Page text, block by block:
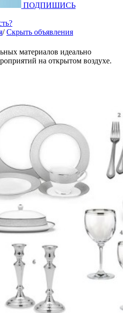
ПОДПИШИСЬ
/Скрыть объявления
материалов идеально
на открытом воздухе.